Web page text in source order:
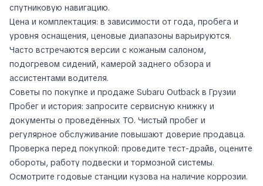
спутниковую навигацию.
Цена и комплектация: в зависимости от года, пробега и
уровня оснащения, ценовые диапазоны варьируются.
Часто встречаются версии с кожаным салоном,
подогревом сидений, камерой заднего обзора и
ассистентами водителя.
Советы по покупке и продаже Subaru Outback в Грузии
Пробег и история: запросите сервисную книжку и
документы о проведённых ТО. Чистый пробег и
регулярное обслуживание повышают доверие продавца.
Проверка перед покупкой: проведите тест-драйв, оцените
обороты, работу подвески и тормозной системы.
Осмотрите годовые станции кузова на наличие коррозии.